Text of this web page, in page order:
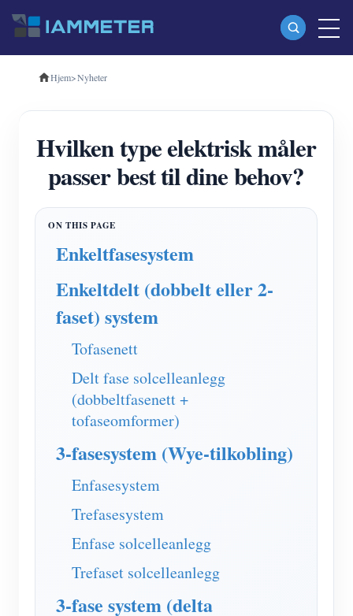
Produkter
Trefase Wi-Fi energimåler (WEM3080T)
Trefase Wi-Fi energimåler (WEM3046T)
Trefase Wi-Fi energimåler (WEM3050T)
IAMMETER Cloud Pro
Selvbetjent tjeneste
EV lader
IAMMETER Simulator
Virtuell måler
System for energiprognoser og -simulering
applikasjoner
Solar PV System Energy Monitor
Strømforbruksmåler
PV-varmekontrollsystem
Hjemmeautomatisering
Fabrikkenergiovervåking
butikk
Ressurser
Hurtigstart for produktet
Dokument
Opplæringsvideo
Samfunnet
Utvikler
Hjem>Nyheter
Hvilken type elektrisk måler
passer best til dine behov?
Enkeltfasesystem
Enkeltdelt (dobbelt eller 2-
faset) system
Tofasenett
Delt fase solcelleanlegg
(dobbeltfasenett +
tofaseomformer)
3-fasesystem (Wye-tilkobling)
Enfasesystem
Trefasesystem
Enfase solcelleanlegg
Trefaset solcelleanlegg
3-fase system (delta